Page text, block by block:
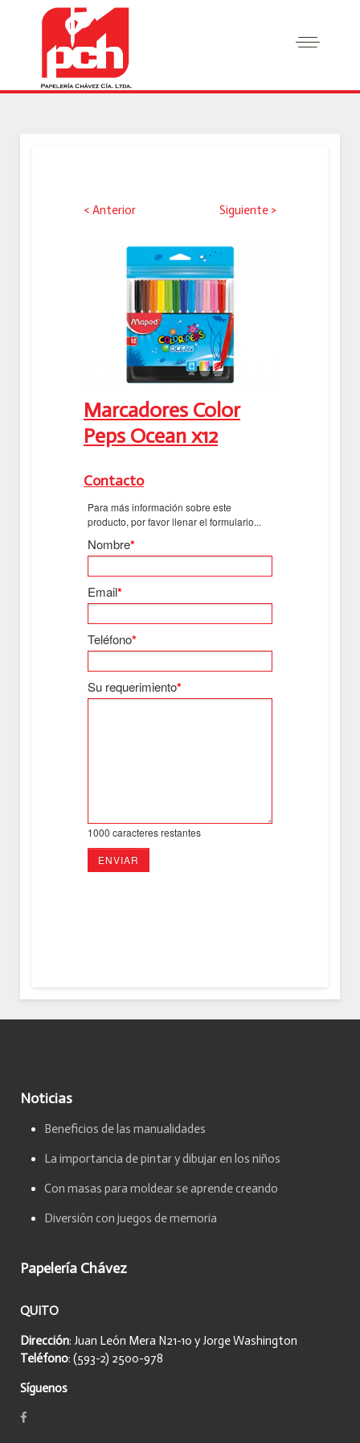
< Anterior Siguiente >
Marcadores Color
Peps Ocean x12
Contacto
Para más información sobre este
producto, por favor llenar el formulario...
Nombre*
Email*
Teléfono*
Su requerimiento*
1000 caracteres restantes
ENVIAR
Noticias
Beneficios de las manualidades
La importancia de pintar y dibujar en los niños
Con masas para moldear se aprende creando
Diversión con juegos de memoria
Papelería Chávez
QUITO
Dirección: Juan León Mera N21-10 y Jorge Washington
Teléfono: (593-2) 2500-978
Síguenos